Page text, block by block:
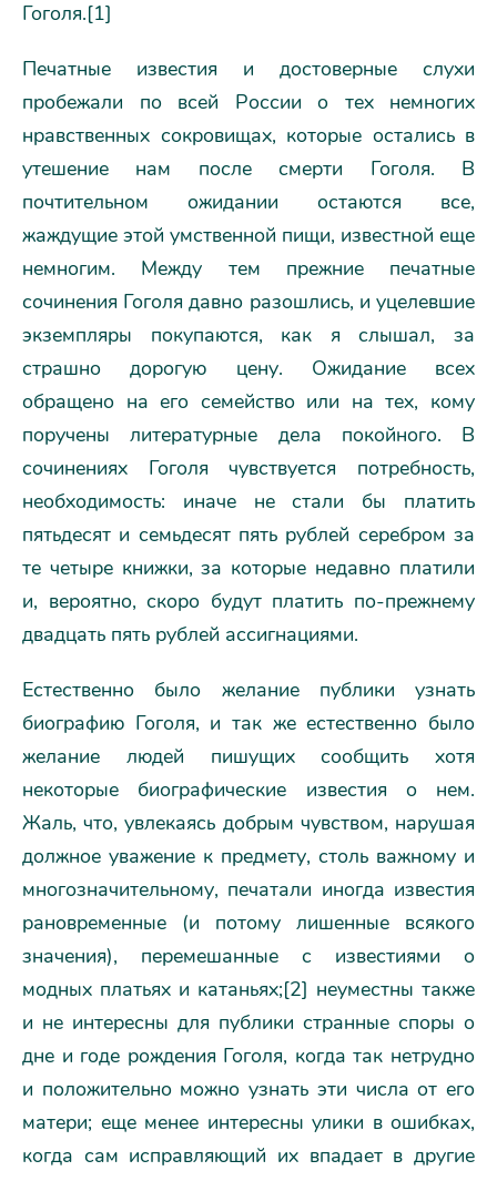
Гоголя.[1]
Печатные известия и достоверные слухи
пробежали по всей России о тех немногих
нравственных сокровищах, которые остались в
утешение нам после смерти Гоголя. В
почтительном ожидании остаются все,
жаждущие этой умственной пищи, известной еще
немногим. Между тем прежние печатные
сочинения Гоголя давно разошлись, и уцелевшие
экземпляры покупаются, как я слышал, за
страшно дорогую цену. Ожидание всех
обращено на его семейство или на тех, кому
поручены литературные дела покойного. В
сочинениях Гоголя чувствуется потребность,
необходимость: иначе не стали бы платить
пятьдесят и семьдесят пять рублей серебром за
те четыре книжки, за которые недавно платили
и, вероятно, скоро будут платить по-прежнему
двадцать пять рублей ассигнациями.
Естественно было желание публики узнать
биографию Гоголя, и так же естественно было
желание людей пишущих сообщить хотя
некоторые биографические известия о нем.
Жаль, что, увлекаясь добрым чувством, нарушая
должное уважение к предмету, столь важному и
многозначительному, печатали иногда известия
рановременные (и потому лишенные всякого
значения), перемешанные с известиями о
модных платьях и катаньях;[2] неуместны также
и не интересны для публики странные споры о
дне и годе рождения Гоголя, когда так нетрудно
и положительно можно узнать эти числа от его
матери; еще менее интересны улики в ошибках,
когда сам исправляющий их впадает в другие